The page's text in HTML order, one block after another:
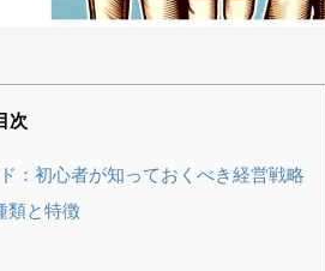
次
：初心者が知っておくべき経営戦略
類と特徴